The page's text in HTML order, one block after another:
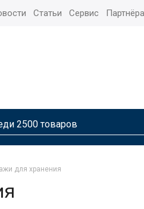
Статьи Сервис
для хранения